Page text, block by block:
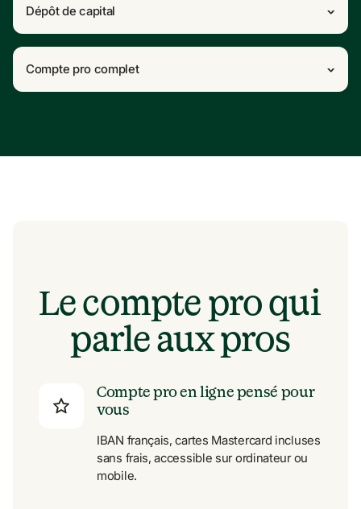
Dépôt de capital
Compte pro complet
Le compte pro qui
parle aux pros
Compte pro en ligne pensé pour
vous
IBAN français, cartes Mastercard incluses
sans frais, accessible sur ordinateur ou
mobile.